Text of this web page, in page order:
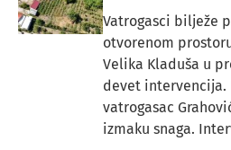
Vatrogasci bilježe
otvorenom
Velika Kladuša u
devet intervencija.
vatrogasac
izmaku snaga.